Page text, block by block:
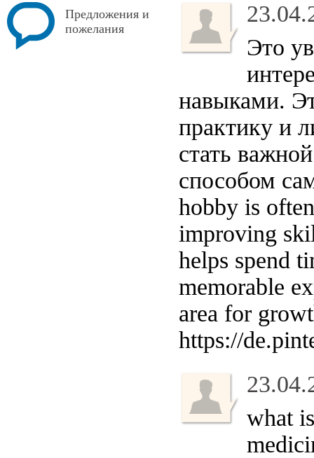
Предложения и
пожелания
Это
навыками.
практику и
стать
способом
hobby is
improving
helps spend
memorable
area for
https://
what